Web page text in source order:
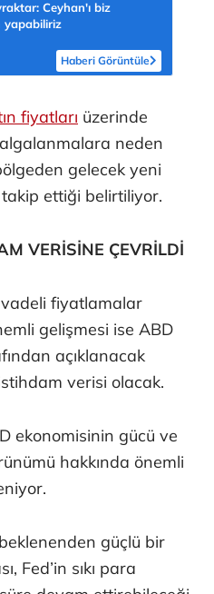
Ceyhan'ı biz
yapabiliriz
Haberi Görüntüle
fiyatları üzerinde
neden
gelecek yeni
takip ettiği belirtiliyor.
VERİSİNE ÇEVRİLDİ
vadeli fiyatlamalar
gelişmesi ise ABD
açıklanacak
verisi olacak.
ekonomisinin gücü ve
hakkında önemli
güçlü bir
Fed’in sıkı para